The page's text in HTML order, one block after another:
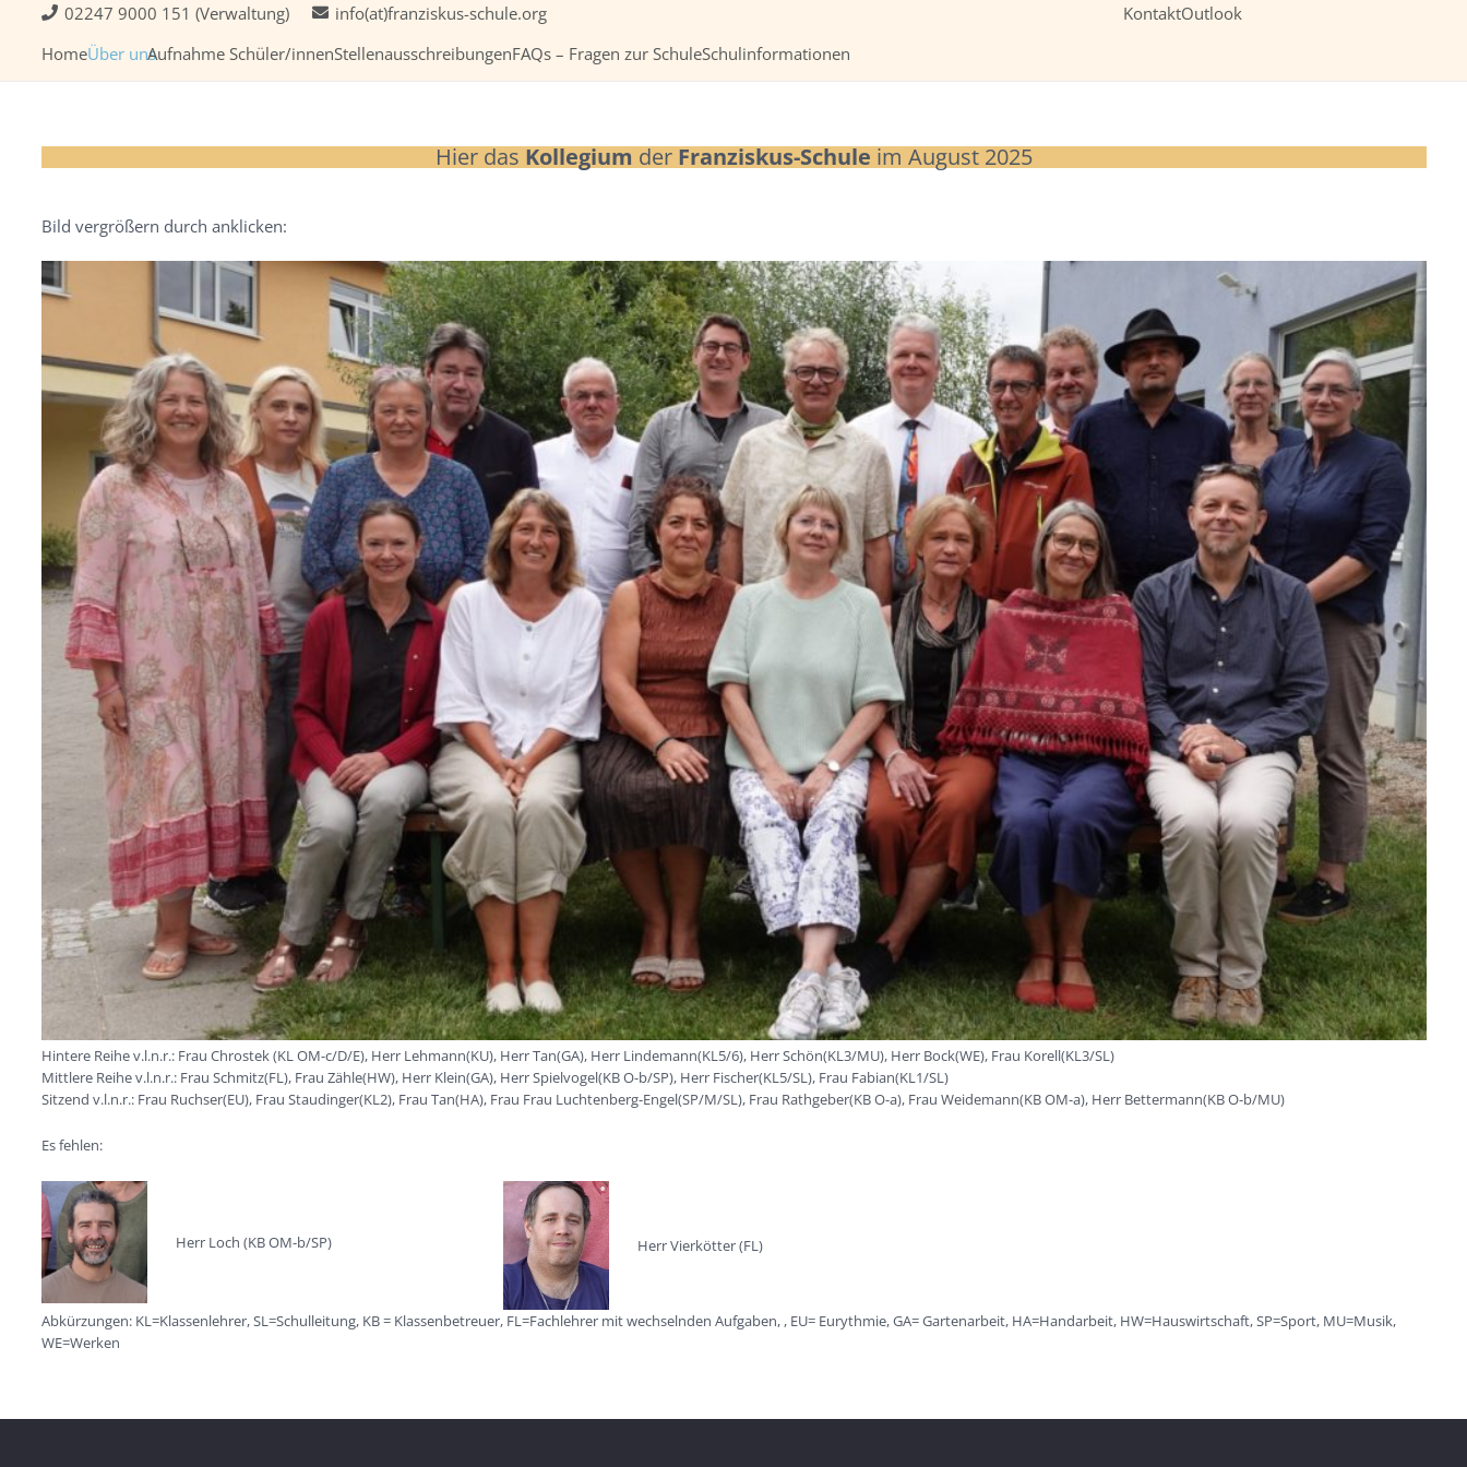
02247 9000 151 (Verwaltung) info(at)franziskus-schule.org KontaktOutlook
HomeÜber unsAufnahme Schüler/innenStellenausschreibungenFAQs – Fragen zur SchuleSchulinformationen
Hier das Kollegium der Franziskus-Schule im August 2025
Bild vergrößern durch anklicken:
Hintere Reihe v.l.n.r.: Frau Chrostek (KL OM-c/D/E), Herr Lehmann(KU), Herr Tan(GA), Herr Lindemann(KL5/6), Herr Schön(KL3/MU), Herr Bock(WE), Frau Korell(KL3/SL)
Mittlere Reihe v.l.n.r.: Frau Schmitz(FL), Frau Zähle(HW), Herr Klein(GA), Herr Spielvogel(KB O-b/SP), Herr Fischer(KL5/SL), Frau Fabian(KL1/SL)
Sitzend v.l.n.r.: Frau Ruchser(EU), Frau Staudinger(KL2), Frau Tan(HA), Frau Frau Luchtenberg-Engel(SP/M/SL), Frau Rathgeber(KB O-a), Frau Weidemann(KB OM-a), Herr Bettermann(KB O-b/MU)
Es fehlen:
Herr Loch (KB OM-b/SP) Herr Vierkötter (FL)
Abkürzungen: KL=Klassenlehrer, SL=Schulleitung, KB = Klassenbetreuer, FL=Fachlehrer mit wechselnden Aufgaben, , EU= Eurythmie, GA= Gartenarbeit, HA=Handarbeit, HW=Hauswirtschaft, SP=Sport, MU=Musik,
WE=Werken